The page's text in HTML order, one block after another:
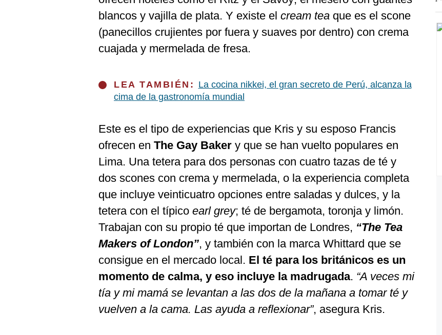
blancos y vajilla de plata. Y existe el cream tea que es el scone
(panecillos crujientes por fuera y suaves por dentro) con crema
cuajada y mermelada de fresa.
LEA TAMBIÉN: La cocina nikkei, el gran secreto de Perú, alcanza la
cima de la gastronomía mundial
Este es el tipo de experiencias que Kris y su esposo Francis
ofrecen en The Gay Baker y que se han vuelto populares en
Lima. Una tetera para dos personas con cuatro tazas de té y
dos scones con crema y mermelada, o la experiencia completa
que incluye veinticuatro opciones entre saladas y dulces, y la
tetera con el típico earl grey; té de bergamota, toronja y limón.
Trabajan con su propio té que importan de Londres, “The Tea
Makers of London”, y también con la marca Whittard que se
consigue en el mercado local. El té para los británicos es un
momento de calma, y eso incluye la madrugada. “A veces mi
tía y mi mamá se levantan a las dos de la mañana a tomar té y
vuelven a la cama. Las ayuda a reflexionar”, asegura Kris.